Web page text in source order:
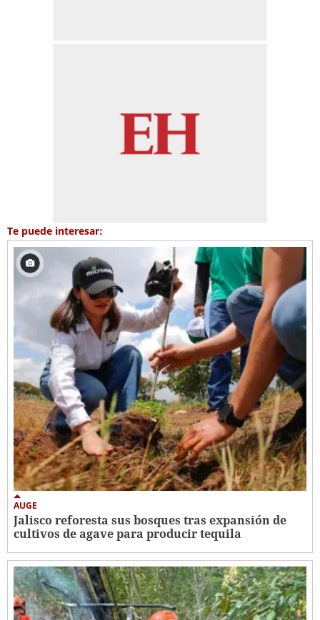
Te puede interesar:
AUGE
Jalisco reforesta sus bosques tras expansión de
cultivos de agave para producir tequila